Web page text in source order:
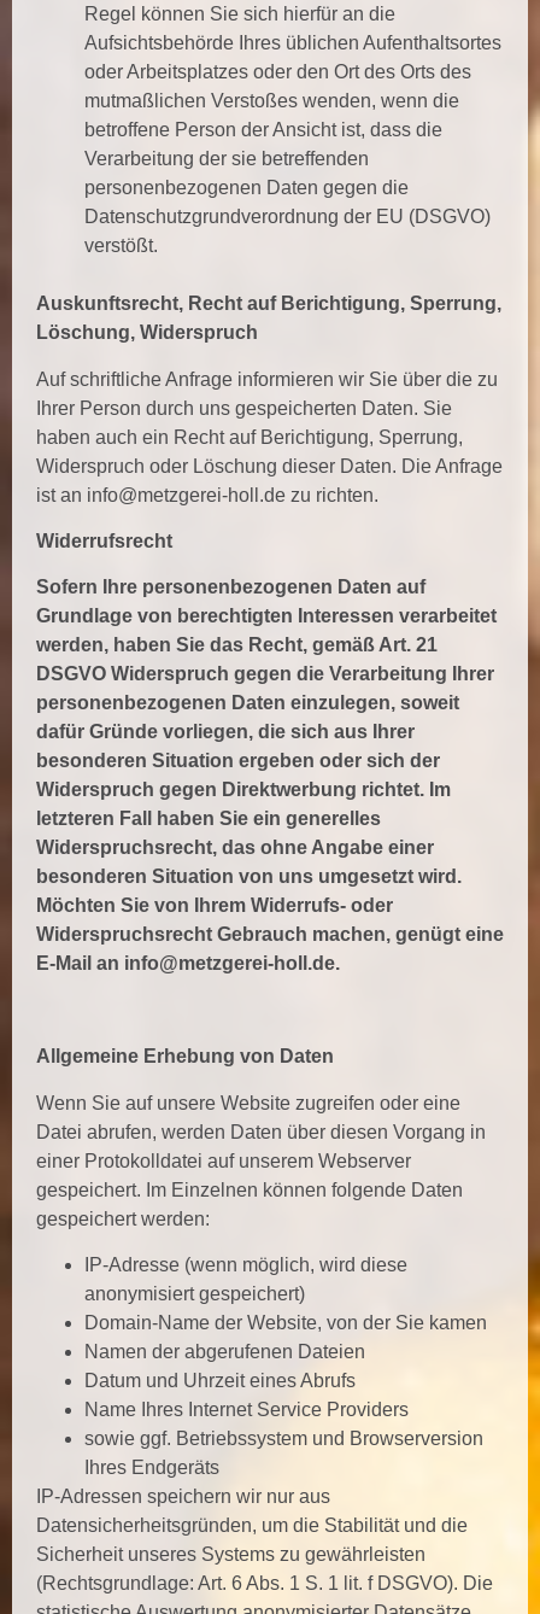
Regel können Sie sich hierfür an die
Aufsichtsbehörde Ihres üblichen Aufenthaltsortes
oder Arbeitsplatzes oder den Ort des Orts des
mutmaßlichen Verstoßes wenden, wenn die
betroffene Person der Ansicht ist, dass die
Verarbeitung der sie betreffenden
personenbezogenen Daten gegen die
Datenschutzgrundverordnung der EU (DSGVO)
verstößt.
Auskunftsrecht, Recht auf Berichtigung, Sperrung,
Löschung, Widerspruch
Auf schriftliche Anfrage informieren wir Sie über die zu
Ihrer Person durch uns gespeicherten Daten. Sie
haben auch ein Recht auf Berichtigung, Sperrung,
Widerspruch oder Löschung dieser Daten. Die Anfrage
ist an info@metzgerei-holl.de zu richten.
Widerrufsrecht
Sofern Ihre personenbezogenen Daten auf
Grundlage von berechtigten Interessen verarbeitet
werden, haben Sie das Recht, gemäß Art. 21
DSGVO Widerspruch gegen die Verarbeitung Ihrer
personenbezogenen Daten einzulegen, soweit
dafür Gründe vorliegen, die sich aus Ihrer
besonderen Situation ergeben oder sich der
Widerspruch gegen Direktwerbung richtet. Im
letzteren Fall haben Sie ein generelles
Widerspruchsrecht, das ohne Angabe einer
besonderen Situation von uns umgesetzt wird.
Möchten Sie von Ihrem Widerrufs- oder
Widerspruchsrecht Gebrauch machen, genügt eine
E-Mail an info@metzgerei-holl.de.
Allgemeine Erhebung von Daten
Wenn Sie auf unsere Website zugreifen oder eine
Datei abrufen, werden Daten über diesen Vorgang in
einer Protokolldatei auf unserem Webserver
gespeichert. Im Einzelnen können folgende Daten
gespeichert werden:
IP-Adresse (wenn möglich, wird diese
anonymisiert gespeichert)
Domain-Name der Website, von der Sie kamen
Namen der abgerufenen Dateien
Datum und Uhrzeit eines Abrufs
Name Ihres Internet Service Providers
sowie ggf. Betriebssystem und Browserversion
Ihres Endgeräts
IP-Adressen speichern wir nur aus
Datensicherheitsgründen, um die Stabilität und die
Sicherheit unseres Systems zu gewährleisten
(Rechtsgrundlage: Art. 6 Abs. 1 S. 1 lit. f DSGVO). Die